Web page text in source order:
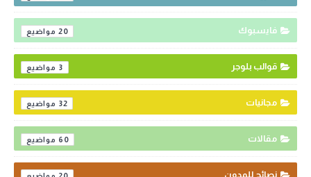
فايسبوك 20
قوالب بلوجر 3
مجانيات 32
مقالات 60
نصائح للمدون 20